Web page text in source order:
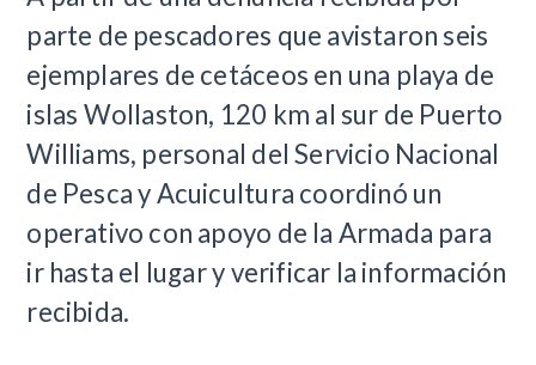
parte de pescadores que avistaron seis
ejemplares de cetáceos en una playa de
islas Wollaston, 120 km al sur de Puerto
Williams, personal del Servicio Nacional
de Pesca y Acuicultura coordinó un
operativo con apoyo de la Armada para
ir hasta el lugar y verificar la información
recibida.